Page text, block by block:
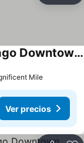
Embassy Suites by Hilton Chicago Downtown River North
Mile
Ver precios